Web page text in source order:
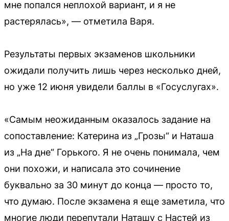
мне попался неплохой вариант, и я не
растерялась», — отметила Варя.
Результаты первых экзаменов школьники
ожидали получить лишь через несколько дней,
но уже 12 июня увидели баллы в «Госуслугах».
«Самым неожиданным оказалось задание на
сопоставление: Катерина из „Грозы“ и Наташа
из „На дне“ Горького. Я не очень понимала, чем
они похожи, и написала это сочинение
буквально за 30 минут до конца — просто то,
что думаю. После экзамена я еще заметила, что
многие люди перепутали Наташу с Настей из